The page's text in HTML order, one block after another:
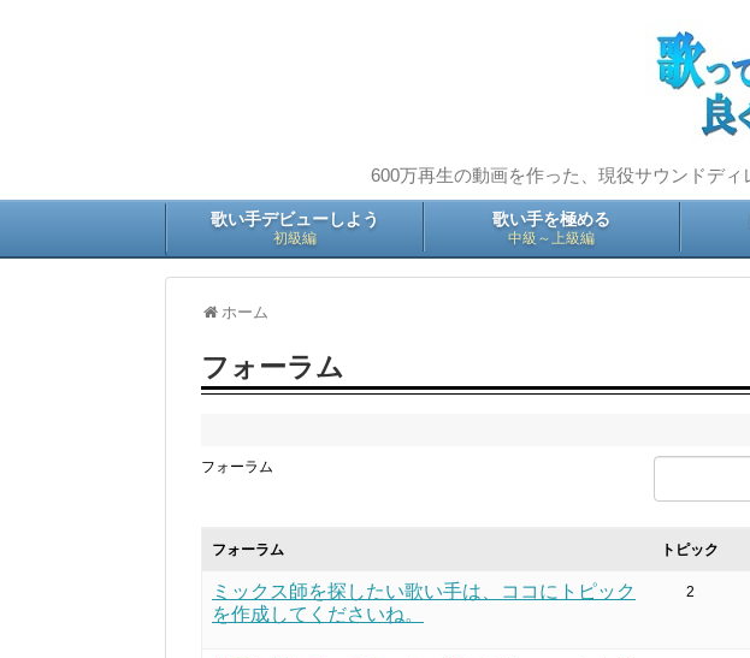
600万再生の動画を作った、現役サウンドデ
歌い手デビューしよう
初級編
歌い手を極める
中級～上級編
ホーム
フォーラム
フォーラム
フォーラム トピック
ミックス師を探したい歌い手は、ココにトピック
を作成してくださいね。
2
歌い手デビューしよ
STEP① 機材をそ
STEP② 歌を録
STEP③ ミックス
STEP④ 投稿用の
防音に挑戦する
オーディション情報